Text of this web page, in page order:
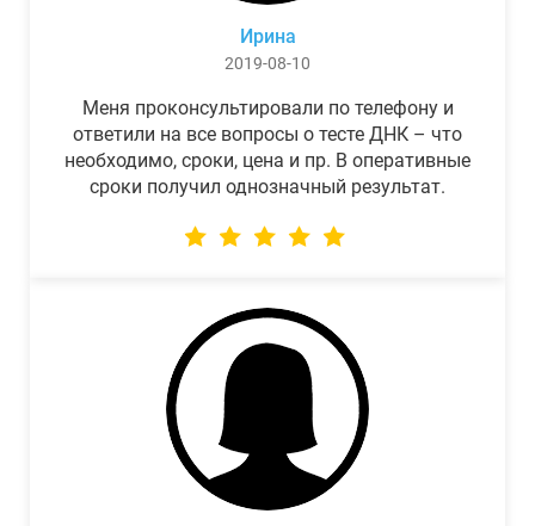
Ирина
2019-08-10
Меня проконсультировали по телефону и
ответили на все вопросы о тесте ДНК – что
необходимо, сроки, цена и пр. В оперативные
сроки получил однозначный результат.